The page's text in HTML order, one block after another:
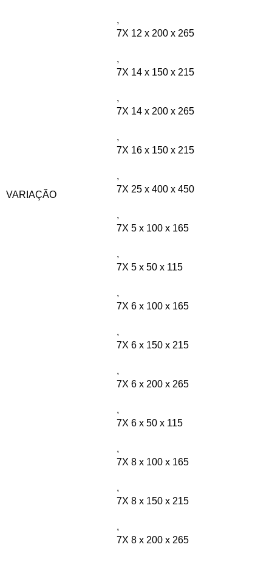
VARIAÇÃO
,
7X 12 x 200 x 265
,
7X 14 x 150 x 215
,
7X 14 x 200 x 265
,
7X 16 x 150 x 215
,
7X 25 x 400 x 450
,
7X 5 x 100 x 165
,
7X 5 x 50 x 115
,
7X 6 x 100 x 165
,
7X 6 x 150 x 215
,
7X 6 x 200 x 265
,
7X 6 x 50 x 115
,
7X 8 x 100 x 165
,
7X 8 x 150 x 215
,
7X 8 x 200 x 265